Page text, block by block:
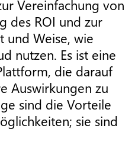
Vereinfachung von
des ROI und zur
und Weise, wie
nutzen. Es ist eine
die darauf
Auswirkungen zu
sind die Vorteile
sie sind